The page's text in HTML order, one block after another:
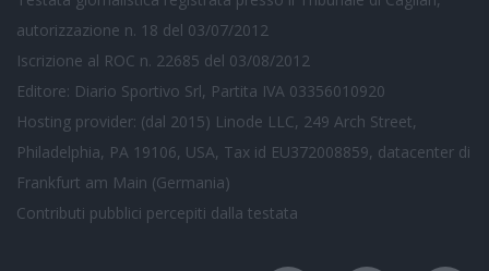
autorizzazione n. 18 del 03/07/2012
Iscrizione al ROC n. 22685 del 03/08/2012
Editore: Diario Sportivo Srl, Partita IVA 03356010920
Hosting provider: (dal 2015) Linode LLC, 249 Arch Street,
Philadelphia, PA 19106, USA, Tax id EU372008859, datacenter di
Frankfurt am Main (Germania)
Contributi pubblici percepiti dalla testata